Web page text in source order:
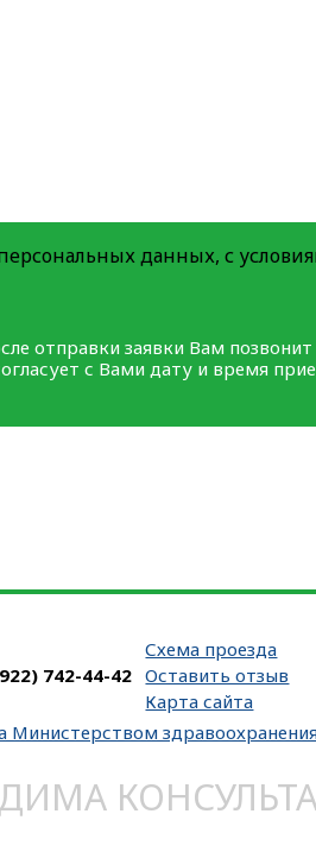
данных, с
отправки заявки Вам
с Вами дату и время
742-44-42
Схема проезда
Оставить отзыв
Карта сайта